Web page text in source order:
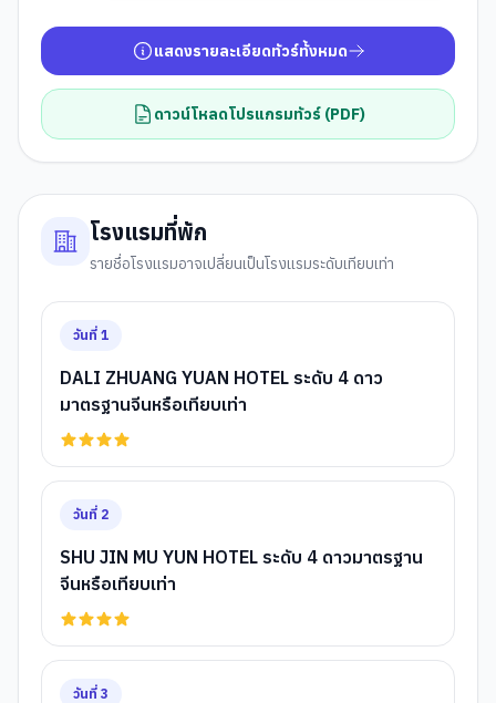
แสดงรายละเอียดทัวร์ทั้งหมด
ดาวน์โหลดโปรแกรมทัวร์ (PDF)
โรงแรมที่พัก
รายชื่อโรงแรมอาจเปลี่ยนเป็นโรงแรมระดับเทียบเท่า
วันที่ 1
DALI ZHUANG YUAN HOTEL ระดับ 4 ดาว
มาตรฐานจีนหรือเทียบเท่า
วันที่ 2
SHU JIN MU YUN HOTEL ระดับ 4 ดาวมาตรฐาน
จีนหรือเทียบเท่า
วันที่ 3